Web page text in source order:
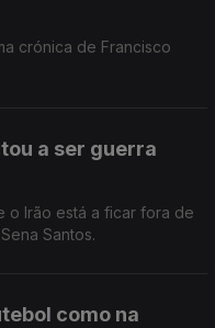
crónica de Francisco
a ser guerra
o Irão está a ficar fora de
Santos.
como na